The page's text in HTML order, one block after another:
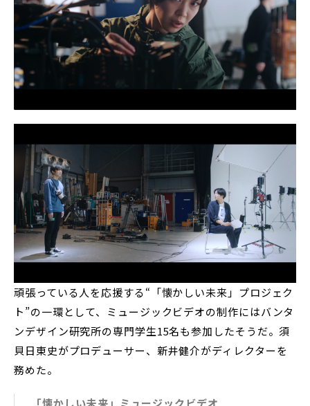
頑張っている人を応援する“「懐かしい未来」プロジェク
ト”の一環として、ミュージックビデオの制作にはバンタ
ンデザイン研究所の専門学生15名も参加したそうだ。須
貝日東史がプロデューサー、新井健介がディレクターを
務めた。
「懐かしい未来」ミュージックビデオ